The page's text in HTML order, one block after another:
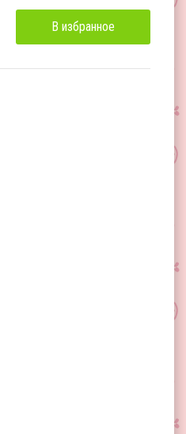
В избранное